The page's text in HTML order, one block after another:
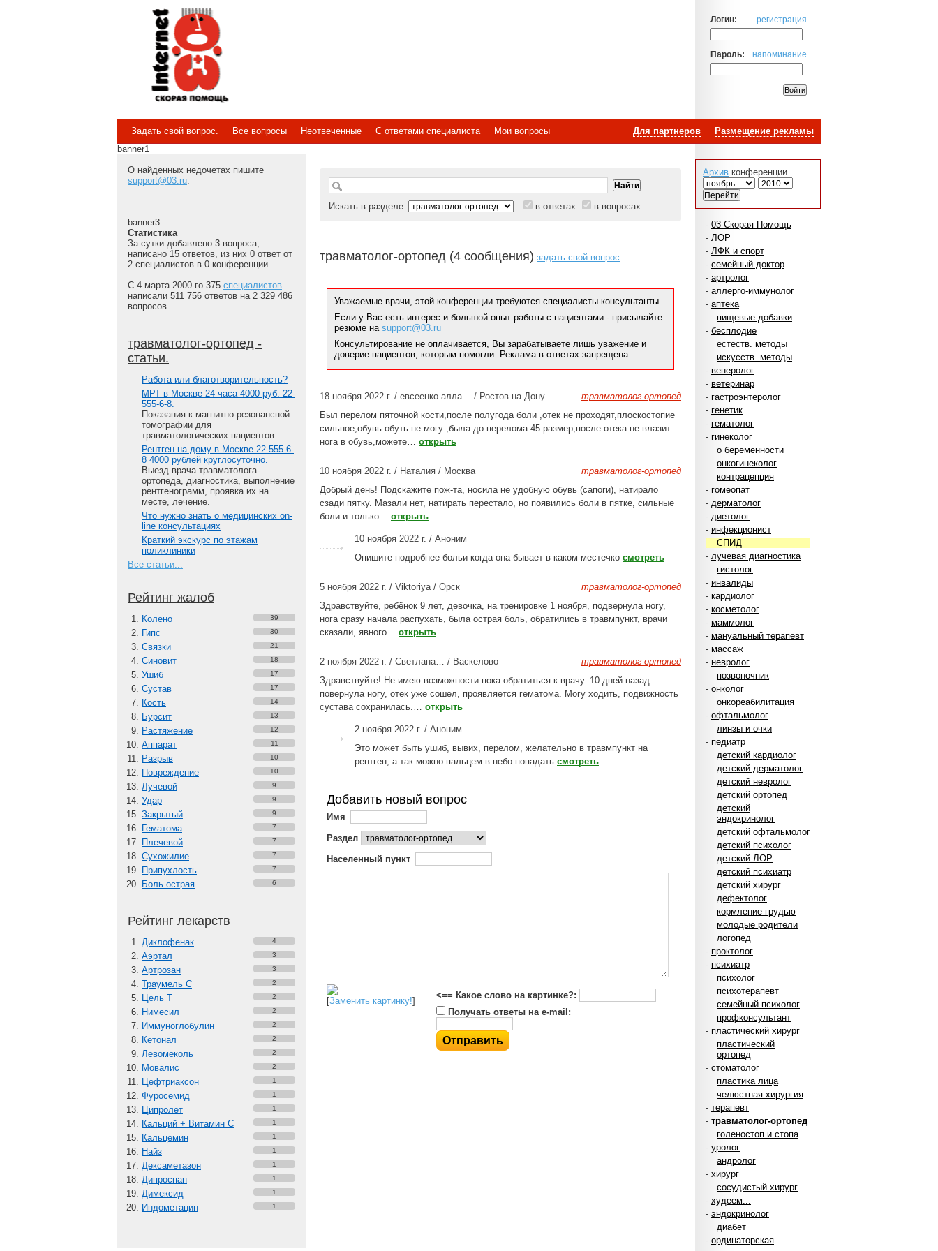
Логин: регистрация
Пароль: напоминание
Internet
Скорая помощь
Размещение рекламы
Для партнеров
Задать свой вопрос. Все вопросы Неотвеченные С ответами специалиста
Мои вопросы
banner1
Архив конференции
- 03-Скорая Помощь
- ЛОР
- ЛФК и спорт
- семейный доктор
- артролог
- аллерго-иммунолог
- аптека
пищевые добавки
- бесплодие
естеств. методы
искусств. методы
- венеролог
- ветеринар
- гастроэнтеролог
- генетик
- гематолог
- гинеколог
о беременности
онкогинеколог
контрацепция
- гомеопат
- дерматолог
- диетолог
- инфекционист
СПИД
- лучевая диагностика
гистолог
- инвалиды
- кардиолог
- косметолог
- маммолог
- мануальный терапевт
- массаж
- невролог
позвоночник
- онколог
онкореабилитация
- офтальмолог
линзы и очки
- педиатр
детский кардиолог
детский дерматолог
детский невролог
детский ортопед
детский
эндокринолог
детский офтальмолог
детский психолог
детский ЛОР
детский психиатр
детский хирург
дефектолог
кормление грудью
молодые родители
логопед
- проктолог
- психиатр
психолог
психотерапевт
семейный психолог
профконсультант
- пластический хирург
пластический
ортопед
- стоматолог
пластика лица
челюстная хирургия
- терапевт
- травматолог-ортопед
голеностоп и стопа
- уролог
андролог
- хирург
сосудистый хирург
- худеем...
- эндокринолог
диабет
- ординаторская
О найденных недочетах пишите
support@03.ru.
banner3
Статистика
За сутки добавлено 3 вопроса,
написано 15 ответов, из них 0 ответ от
2 специалистов в 0 конференции.
С 4 марта 2000-го 375 специалистов
написали 511 756 ответов на 2 329 486
вопросов
травматолог-ортопед -
статьи.
Работа или благотворительность?
МРТ в Москве 24 часа 4000 руб. 22-
555-6-8.
Показания к магнитно-резонансной
томографии для
травматологических пациентов.
Рентген на дому в Москве 22-555-6-
8 4000 рублей круглосуточно.
Выезд врача травматолога-
ортопеда, диагностика, выполнение
рентгенограмм, проявка их на
месте, лечение.
Что нужно знать о медицинских on-
line консультациях
Краткий экскурс по этажам
поликлиники
Все статьи...
Рейтинг жалоб
Колено 39
Гипс 30
Связки 21
Синовит 18
Ушиб 17
Сустав 17
Кость 14
Бурсит 13
Растяжение 12
Аппарат 11
Разрыв 10
Повреждение 10
Лучевой 9
Удар 9
Закрытый 9
Гематома 7
Плечевой 7
Сухожилие 7
Припухлость 7
Боль острая 6
Рейтинг лекарств
Диклофенак 4
Аэртал 3
Артрозан 3
Траумель С 2
Цель Т 2
Нимесил 2
Иммуноглобулин 2
Кетонал 2
Левомеколь 2
Мовалис 2
Цефтриаксон 1
Фуросемид 1
Ципролет 1
Кальций + Витамин C 1
Кальцемин 1
Найз 1
Дексаметазон 1
Дипроспан 1
Димексид 1
Индометацин 1
Искать в разделе в ответах в вопросах
травматолог-ортопед (4 сообщения) задать свой вопрос
Уважаемые врачи, этой конференции требуются специалисты-консультанты.
Если у Вас есть интерес и большой опыт работы с пациентами - присылайте
резюме на support@03.ru
Консультирование не оплачивается, Вы зарабатываете лишь уважение и
доверие пациентов, которым помогли. Реклама в ответах запрещена.
травматолог-ортопед
18 ноября 2022 г. / евсеенко алла… / Ростов на Дону
Был перелом пяточной кости,после полугода боли ,отек не проходят,плоскостопие
сильное,обувь обуть не могу ,была до перелома 45 размер,после отека не влазит
нога в обувь,можете… открыть
травматолог-ортопед
10 ноября 2022 г. / Наталия / Москва
Добрый день! Подскажите пож-та, носила не удобную обувь (сапоги), натирало
сзади пятку. Мазали нет, натирать перестало, но появились боли в пятке, сильные
боли и только… открыть
10 ноября 2022 г. / Аноним
Опишите подробнее больи когда она бывает в каком местечко смотреть
травматолог-ортопед
5 ноября 2022 г. / Viktoriya / Орск
Здравствуйте, ребёнок 9 лет, девочка, на тренировке 1 ноября, подвернула ногу,
нога сразу начала распухать, была острая боль, обратились в травмпункт, врачи
сказали, явного… открыть
травматолог-ортопед
2 ноября 2022 г. / Светлана… / Васкелово
Здравствуйте! Не имею возможности пока обратиться к врачу. 10 дней назад
повернула ногу, отек уже сошел, проявляется гематома. Могу ходить, подвижность
сустава сохранилась.… открыть
2 ноября 2022 г. / Аноним
Это может быть ушиб, вывих, перелом, желательно в травмпункт на
рентген, а так можно пальцем в небо попадать смотреть
Добавить новый вопрос
Имя
Раздел
Населенный пункт
[Заменить картинку!]
<== Какое слово на картинке?:
Получать ответы на e-mail: